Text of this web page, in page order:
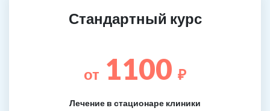
Стандартный курс
от 1100 ₽
Лечение в стационаре клиники